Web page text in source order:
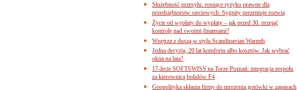
Służebność przesyłu: rosnące ryzyko prawne dla
przedsiębiorstw sieciowych. Sygnity prezentuje rozwią
Życie od wypłaty do wypłaty – jak przed 30. przejąć
kontrolę nad swoimi finansami?
Wnętrza z duszą w stylu Scandinavian Warmth
Jedna decyzja, 20 lat komfortu albo kosztów. Jak wybrać
okna na lata?
17-lecie SOFTSWISS na Torze Poznań: integracja zespołu
za kierownicą bolidów F4
Geopolityka skłania firmy do mrożenia gotówki w zapasach